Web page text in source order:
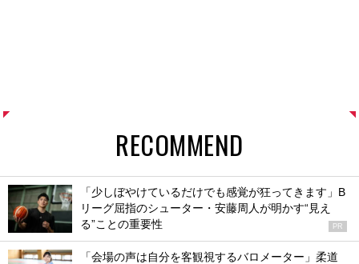
RECOMMEND
「少しぼやけているだけでも感覚が狂ってきます」B
リーグ屈指のシューター・安藤周人が明かす“見え
る”ことの重要性
PR
「会場の声は自分を客観視するバロメーター」柔道